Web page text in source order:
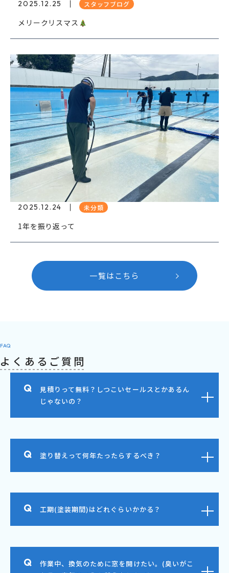
2025.12.25 スタッフブログ
メリークリスマス
2025.12.24 未分類
1年を振り返って
一覧はこちら
FAQ
よくあるご質問
見積りって無料？しつこいセールスとかあるん
じゃないの？
塗り替えって何年たったらするべき？
工期(塗装期間)はどれぐらいかかる？
作業中、換気のために窓を開けたい。(臭いがこ